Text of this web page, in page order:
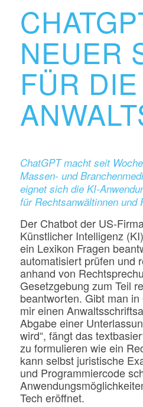
NEUER
FÜR DIE
ChatGPT macht seit
Massen- und
eignet sich die KI-
für Rechtsanwältinnen und
Der Chatbot der US-
Künstlicher Intelligenz
ein Lexikon Fragen
automatisiert prüfen und
anhand von
Gesetzgebung zum Teil
beantworten. Gibt man in
mir einen
Abgabe einer
wird“, fängt das
zu formulieren wie ein
kann selbst juristische
und Programmiercode
Tech eröffnet.